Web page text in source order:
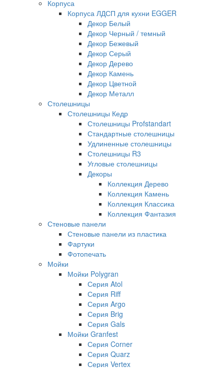
Корпуса
Корпуса ЛДСП для кухни EGGER
Декор Белый
Декор Черный / темный
Декор Бежевый
Декор Серый
Декор Дерево
Декор Камень
Декор Цветной
Декор Металл
Столешницы
Столешницы Кедр
Столешницы Profstandart
Стандартные столешницы
Удлиненные столешницы
Столешницы R3
Угловые столешницы
Декоры
Коллекция Дерево
Коллекция Камень
Коллекция Классика
Коллекция Фантазия
Стеновые панели
Стеновые панели из пластика
Фартуки
Фотопечать
Мойки
Мойки Polygran
Серия Atol
Серия Riff
Серия Argo
Серия Brig
Серия Gals
Мойки Granfest
Серия Corner
Серия Quarz
Серия Vertex